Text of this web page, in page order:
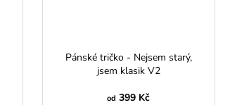
Pánské tričko - Nejsem starý,
jsem klasik V2
od 399 Kč